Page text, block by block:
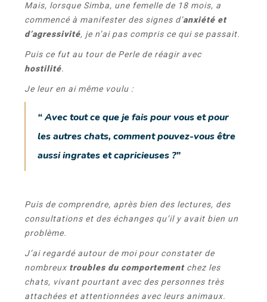
Mais, lorsque Simba, une femelle de 18 mois, a
commencé à manifester des signes d’anxiété et
d’agressivité, je n’ai pas compris ce qui se passait.
Puis ce fut au tour de Perle de réagir avec
hostilité.
Je leur en ai même voulu :
“ Avec tout ce que je fais pour vous et pour
les autres chats, comment pouvez-vous être
aussi ingrates et capricieuses ?”
Puis de comprendre, après bien des lectures, des
consultations et des échanges qu’il y avait bien un
problème.
J’ai regardé autour de moi pour constater de
nombreux troubles du comportementchez les
chats, vivant pourtant avec des personnes très
attachées et attentionnées avec leurs animaux.